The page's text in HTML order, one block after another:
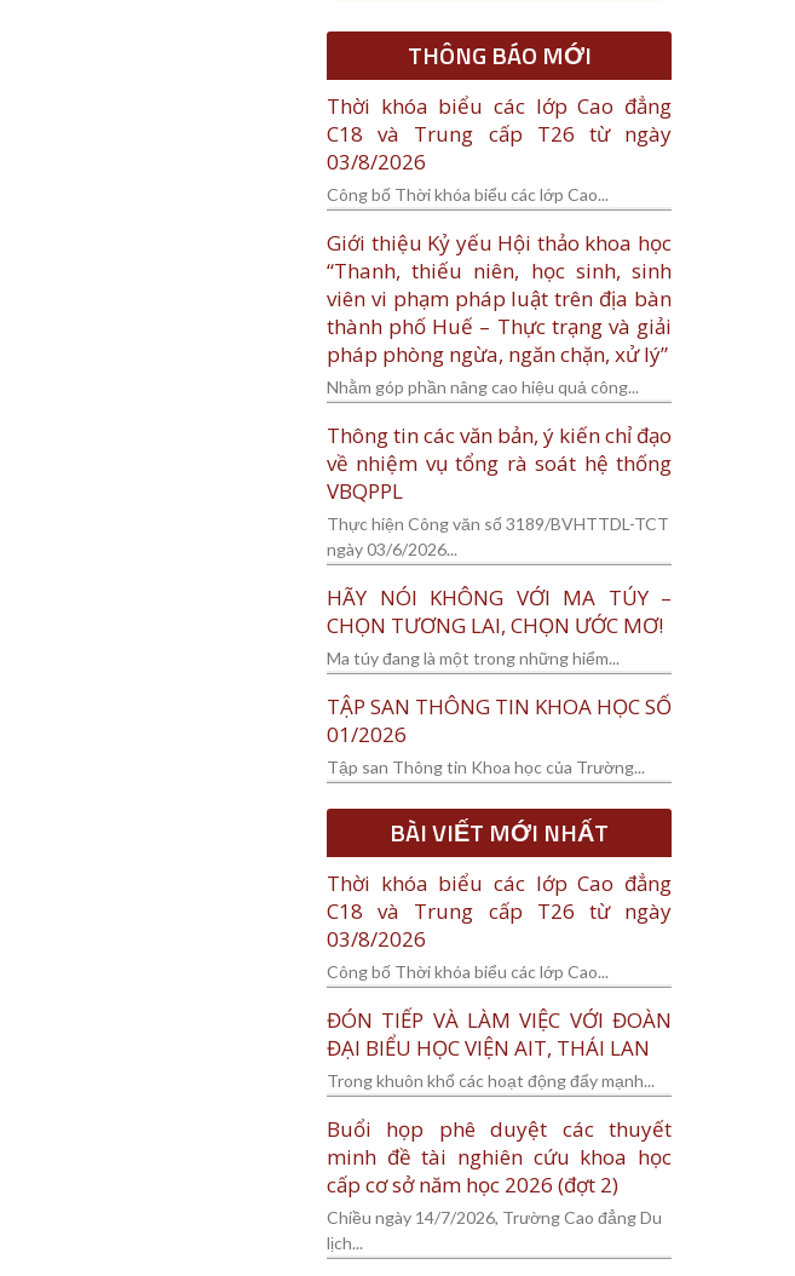
THÔNG BÁO MỚI
Thời khóa biểu các lớp Cao đẳng
C18 và Trung cấp T26 từ ngày
03/8/2026
Công bố Thời khóa biểu các lớp Cao...
Giới thiệu Kỷ yếu Hội thảo khoa học
“Thanh, thiếu niên, học sinh, sinh
viên vi phạm pháp luật trên địa bàn
thành phố Huế – Thực trạng và giải
pháp phòng ngừa, ngăn chặn, xử lý”
Nhằm góp phần nâng cao hiệu quả công...
Thông tin các văn bản, ý kiến chỉ đạo
về nhiệm vụ tổng rà soát hệ thống
VBQPPL
Thực hiện Công văn số 3189/BVHTTDL-TCT
ngày 03/6/2026...
HÃY NÓI KHÔNG VỚI MA TÚY –
CHỌN TƯƠNG LAI, CHỌN ƯỚC MƠ!
Ma túy đang là một trong những hiểm...
TẬP SAN THÔNG TIN KHOA HỌC SỐ
01/2026
Tập san Thông tin Khoa học của Trường...
BÀI VIẾT MỚI NHẤT
Thời khóa biểu các lớp Cao đẳng
C18 và Trung cấp T26 từ ngày
03/8/2026
Công bố Thời khóa biểu các lớp Cao...
ĐÓN TIẾP VÀ LÀM VIỆC VỚI ĐOÀN
ĐẠI BIỂU HỌC VIỆN AIT, THÁI LAN
Trong khuôn khổ các hoạt động đẩy mạnh...
Buổi họp phê duyệt các thuyết
minh đề tài nghiên cứu khoa học
cấp cơ sở năm học 2026 (đợt 2)
Chiều ngày 14/7/2026, Trường Cao đẳng Du
lịch...